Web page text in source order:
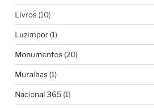
Livros (10)
Luzimpor (1)
Monumentos (20)
Muralhas (1)
Nacional 365 (1)